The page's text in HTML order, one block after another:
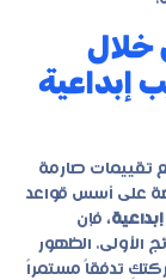
خلال
إبداعية
تقييمات صارمة
على أسس قواعد
، فإن
الأولى. الظهور
تدفقاً مستمراً